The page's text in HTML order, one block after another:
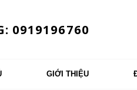
0919196760
GIỚI THIỆU